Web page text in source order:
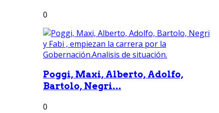
0
Poggi, Maxi, Alberto, Adolfo,
Bartolo, Negri...
0